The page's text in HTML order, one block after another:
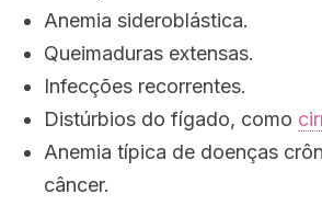
Anemia sideroblástica.
Queimaduras extensas.
Infecções recorrentes.
Distúrbios do fígado, como
Anemia típica de doenças
câncer.